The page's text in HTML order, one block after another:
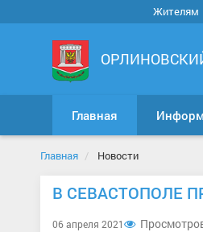
Жителям
Главная
Главная Новости
В СЕВАСТОПОЛЕ
06 апреля 2021